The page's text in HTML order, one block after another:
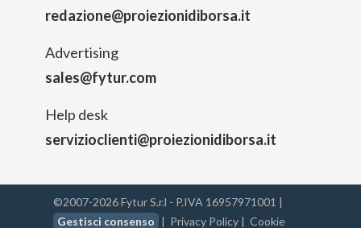
redazione@proiezionidiborsa.it
Advertising
sales@fytur.com
Help desk
servizioclienti@proiezionidiborsa.it
©2007-2026 Fytur S.r.l - P.IVA 16957971001 |
Gestisci consenso | Privacy Policy | Cookie